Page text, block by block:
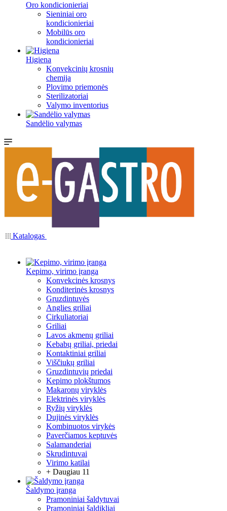
Oro kondicionieriai
Sieniniai oro
kondicionieriai
Mobilūs oro
kondicionieriai
Higiena
Konvekcinių krosnių
chemija
Plovimo priemonės
Sterilizatoriai
Valymo inventorius
Sandėlio valymas
Katalogas
Kepimo, virimo įranga
Konvekcinės krosnys
Konditerinės krosnys
Gruzdintuvės
Anglies griliai
Cirkuliatoriai
Griliai
Lavos akmenų griliai
Kebabų griliai, priedai
Kontaktiniai griliai
Viščiukų griliai
Gruzdintuvių priedai
Kepimo plokštumos
Makaronų viryklės
Elektrinės viryklės
Ryžių viryklės
Dujinės viryklės
Kombinuotos virykės
Paverčiamos keptuvės
Salamanderiai
Skrudintuvai
Virimo katilai
+ Daugiau 11
Šaldymo įranga
Pramoniniai šaldytuvai
Pramoniniai šaldikliai